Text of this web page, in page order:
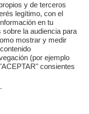
232
y de terceros
legítimo, con el
en tu
la audiencia para
mostrar y medir
(por ejemplo
consientes
.